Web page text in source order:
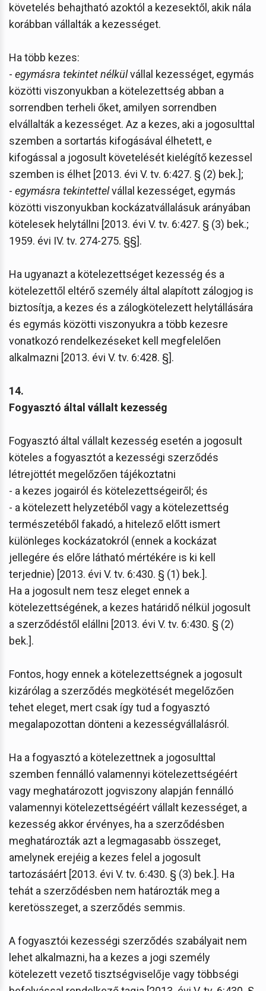
követelés behajtható azoktól a kezesektől, akik nála
korábban vállalták a kezességet.
Ha több kezes:
- egymásra tekintet nélkülvállal kezességet, egymás
közötti viszonyukban a kötelezettség abban a
sorrendben terheli őket, amilyen sorrendben
elvállalták a kezességet. Az a kezes, aki a jogosulttal
szemben a sortartás kifogásával élhetett, e
kifogással a jogosult követelését kielégítő kezessel
szemben is élhet [2013. évi V. tv. 6:427. § (2) bek.];
- egymásra tekintettelvállal kezességet, egymás
közötti viszonyukban kockázatvállalásuk arányában
kötelesek helytállni [2013. évi V. tv. 6:427. § (3) bek.;
1959. évi IV. tv. 274-275. §§].
Ha ugyanazt a kötelezettséget kezesség és a
kötelezettől eltérő személy által alapított zálogjog is
biztosítja, a kezes és a zálogkötelezett helytállására
és egymás közötti viszonyukra a több kezesre
vonatkozó rendelkezéseket kell megfelelően
alkalmazni [2013. évi V. tv. 6:428. §].
14.
Fogyasztó által vállalt kezesség
Fogyasztó által vállalt kezesség esetén a jogosult
köteles a fogyasztót a kezességi szerződés
létrejöttét megelőzően tájékoztatni
- a kezes jogairól és kötelezettségeiről; és
- a kötelezett helyzetéből vagy a kötelezettség
természetéből fakadó, a hitelező előtt ismert
különleges kockázatokról (ennek a kockázat
jellegére és előre látható mértékére is ki kell
terjednie) [2013. évi V. tv. 6:430. § (1) bek.].
Ha a jogosult nem tesz eleget ennek a
kötelezettségének, a kezes határidő nélkül jogosult
a szerződéstől elállni [2013. évi V. tv. 6:430. § (2)
bek.].
Fontos, hogy ennek a kötelezettségnek a jogosult
kizárólag a szerződés megkötését megelőzően
tehet eleget, mert csak így tud a fogyasztó
megalapozottan dönteni a kezességvállalásról.
Ha a fogyasztó a kötelezettnek a jogosulttal
szemben fennálló valamennyi kötelezettségéért
vagy meghatározott jogviszony alapján fennálló
valamennyi kötelezettségéért vállalt kezességet, a
kezesség akkor érvényes, ha a szerződésben
meghatározták azt a legmagasabb összeget,
amelynek erejéig a kezes felel a jogosult
tartozásáért [2013. évi V. tv. 6:430. § (3) bek.]. Ha
tehát a szerződésben nem határozták meg a
keretösszeget, a szerződés semmis.
A fogyasztói kezességi szerződés szabályait nem
lehet alkalmazni, ha a kezes a jogi személy
kötelezett vezető tisztségviselője vagy többségi